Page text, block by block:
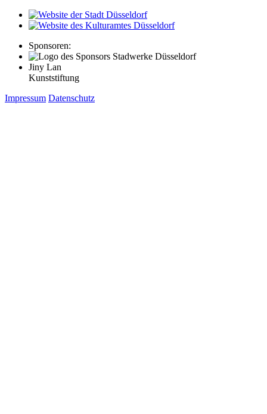
Sponsoren:
Jiny Lan
Kunststiftung
Impressum Datenschutz